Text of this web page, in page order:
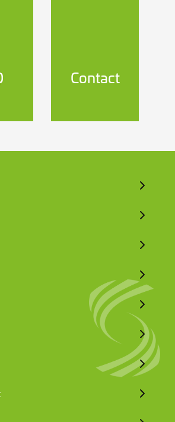
Contact